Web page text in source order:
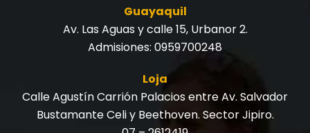
Guayaquil
Av. Las Aguas y calle 15, Urbanor 2.
Admisiones: 0959700248
Loja
Calle Agustín Carrión Palacios entre Av. Salvador
Bustamante Celi y Beethoven. Sector Jipiro.